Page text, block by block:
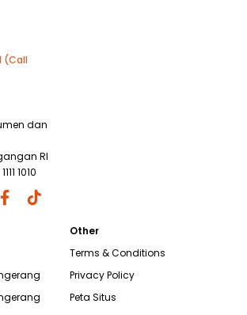
(Call
dan
RI
1010
Other
Terms & Conditions
Privacy Policy
Peta Situs